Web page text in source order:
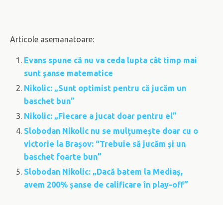
Articole asemanatoare:
Evans spune că nu va ceda lupta cât timp mai
sunt şanse matematice
Nikolic: „Sunt optimist pentru că jucăm un
baschet bun”
Nikolic: „Fiecare a jucat doar pentru el”
Slobodan Nikolic nu se mulţumeşte doar cu o
victorie la Braşov: “Trebuie să jucăm şi un
baschet foarte bun”
Slobodan Nikolic: „Dacă batem la Mediaș,
avem 200% șanse de calificare în play-off”